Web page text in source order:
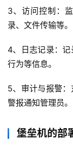
算
帮
助
中
心
术
3、访问控制：
录、文件传输等。
4、日志记录：
行为等信息。
5、审计与报警
警报通知管理员。
堡垒机的部